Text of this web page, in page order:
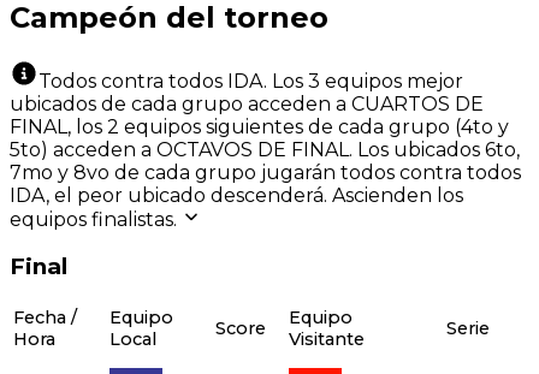
Campeón del torneo
Todos contra todos IDA. Los 3 equipos mejor
ubicados de cada grupo acceden a CUARTOS DE
FINAL, los 2 equipos siguientes de cada grupo (4to y
5to) acceden a OCTAVOS DE FINAL. Los ubicados 6to,
7mo y 8vo de cada grupo jugarán todos contra todos
IDA, el peor ubicado descenderá. Ascienden los
equipos finalistas.
Final
Fecha /
Hora
Equipo
Local
Score
Equipo
Visitante
Serie